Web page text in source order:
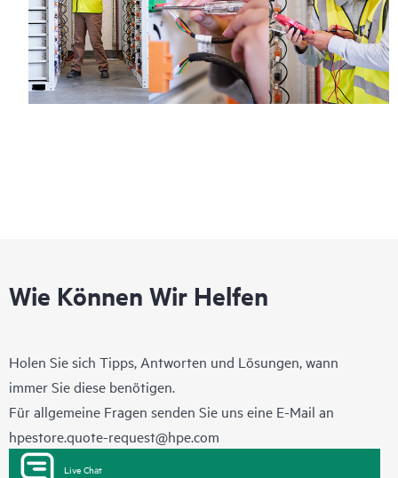
Wie Können Wir Helfen
Holen Sie sich Tipps, Antworten und Lösungen, wann
immer Sie diese benötigen.
Für allgemeine Fragen senden Sie uns eine E-Mail an
hpestore.quote-request@hpe.com
Live Chat